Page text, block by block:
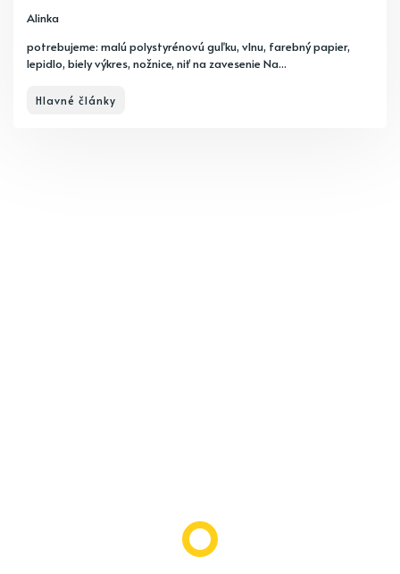
Alinka
potrebujeme: malú polystyrénovú guľku, vlnu, farebný papier,
lepidlo, biely výkres, nožnice, niť na zavesenie Na...
Hlavné články